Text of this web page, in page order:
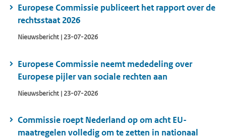
Europese Commissie publiceert het rapport over de
rechtsstaat 2026
Nieuwsbericht | 23-07-2026
Europese Commissie neemt mededeling over
Europese pijler van sociale rechten aan
Nieuwsbericht | 23-07-2026
Commissie roept Nederland op om acht EU-
maatregelen volledig om te zetten in nationaal